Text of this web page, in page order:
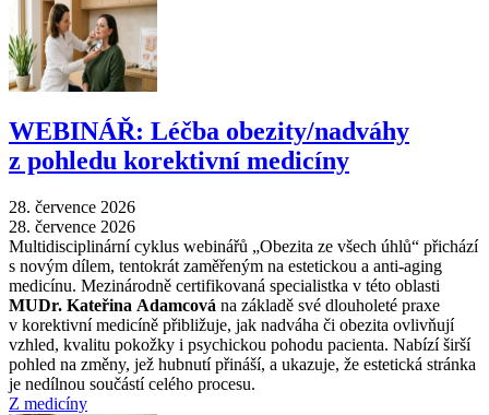
WEBINÁŘ: Léčba obezity/nadváhy
z pohledu korektivní medicíny
28. července 2026
28. července 2026
Multidisciplinární cyklus webinářů „Obezita ze všech úhlů“ přichází
s novým dílem, tentokrát zaměřeným na estetickou a anti-aging
medicínu. Mezinárodně certifikovaná specialistka v této oblasti
MUDr. Kateřina Adamcová na základě své dlouholeté praxe
v korektivní medicíně přibližuje, jak nadváha či obezita ovlivňují
vzhled, kvalitu pokožky i psychickou pohodu pacienta. Nabízí širší
pohled na změny, jež hubnutí přináší, a ukazuje, že estetická stránka
je nedílnou součástí celého procesu.
Z medicíny